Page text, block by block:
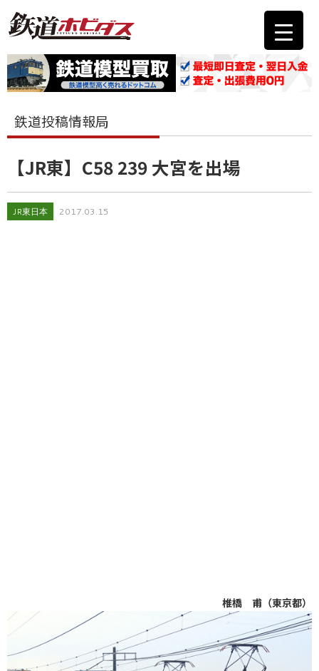
鉄道投稿情報局
【JR東】C58 239 大宮を出場
JR東日本 2017.03.15
椎橋 甫（東京都）